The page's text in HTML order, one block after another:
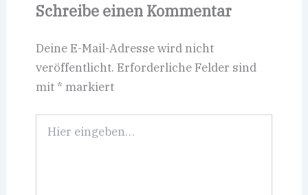
Schreibe einen Kommentar
Deine E-Mail-Adresse wird nicht
veröffentlicht. Erforderliche Felder sind
mit* markiert
eingeben…